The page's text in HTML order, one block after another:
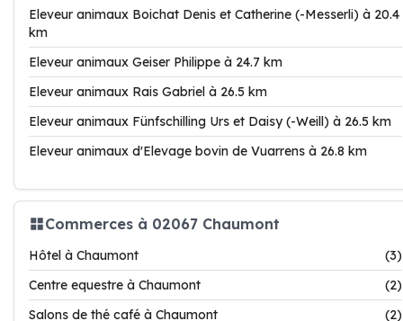
Eleveur animaux Boichat Denis et Catherine (-Messerli) à 20.4
km
Eleveur animaux Geiser Philippe à 24.7 km
Eleveur animaux Rais Gabriel à 26.5 km
Eleveur animaux Fünfschilling Urs et Daisy (-Weill) à 26.5 km
Eleveur animaux d'Elevage bovin de Vuarrens à 26.8 km
Commerces à 02067 Chaumont
Hôtel à Chaumont
(3)
Centre equestre à Chaumont
(2)
Salons de thé café à Chaumont
(2)